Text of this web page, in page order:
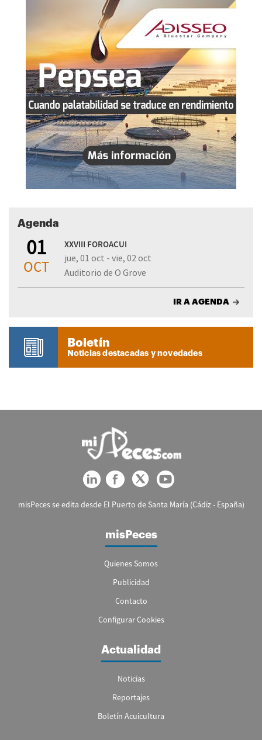
Agenda
01
OCT
XXVIII FOROACUI
jue, 01 oct - vie, 02 oct
Auditorio de O Grove
IR A AGENDA
Boletín
Noticias destacadas y novedades
misPeces se edita desde El Puerto de Santa María (Cádiz - España)
misPeces
Quienes Somos
Publicidad
Contacto
Configurar Cookies
Actualidad
Noticias
Reportajes
Boletín Acuicultura